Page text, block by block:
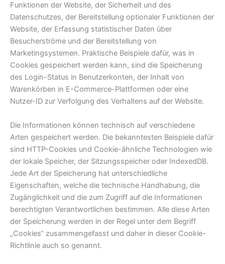
Funktionen der Website, der Sicherheit und des
Datenschutzes, der Bereitstellung optionaler Funktionen der
Website, der Erfassung statistischer Daten über
Besucherströme und der Bereitstellung von
Marketingsystemen. Praktische Beispiele dafür, was in
Cookies gespeichert werden kann, sind die Speicherung
des Login-Status in Benutzerkonten, der Inhalt von
Warenkörben in E-Commerce-Plattformen oder eine
Nutzer-ID zur Verfolgung des Verhaltens auf der Website.
Die Informationen können technisch auf verschiedene
Arten gespeichert werden. Die bekanntesten Beispiele dafür
sind HTTP-Cookies und Cookie-ähnliche Technologien wie
der lokale Speicher, der Sitzungsspeicher oder IndexedDB.
Jede Art der Speicherung hat unterschiedliche
Eigenschaften, welche die technische Handhabung, die
Zugänglichkeit und die zum Zugriff auf die Informationen
berechtigten Verantwortlichen bestimmen. Alle diese Arten
der Speicherung werden in der Regel unter dem Begriff
„Cookies“ zusammengefasst und daher in dieser Cookie-
Richtlinie auch so genannt.